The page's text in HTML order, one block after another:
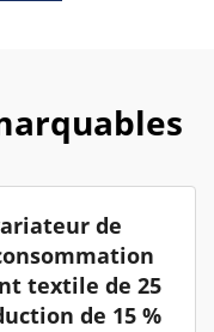
de
textile de 25
de 15 %